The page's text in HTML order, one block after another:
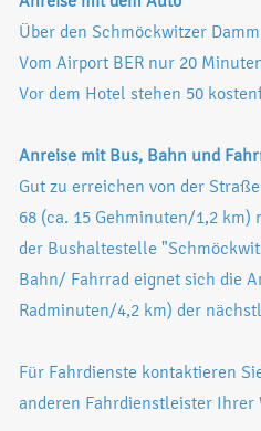
Über den Schmöckwitzer
Vom Airport BER nur 20
Vor dem Hotel stehen 50
Anreise mit Bus, Bahn und
Gut zu erreichen von der
68 (ca. 15 Gehminuten/1,2
der Bushaltestelle
Bahn/ Fahrrad eignet sich die
Radminuten/4,2 km) der
Für Fahrdienste kontaktieren
anderen Fahrdienstleister Ihrer